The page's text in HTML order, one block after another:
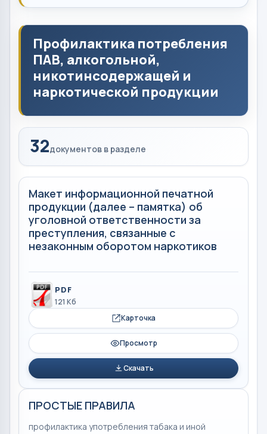
Профилактика потребления
ПАВ, алкогольной,
никотинсодержащей и
наркотической продукции
32документов в разделе
Макет информационной печатной
продукции (далее – памятка) об
уголовной ответственности за
преступления, связанные с
незаконным оборотом наркотиков
PDF
121 Кб
Карточка
Просмотр
Скачать
ПРОСТЫЕ ПРАВИЛА
профилактика употребления табака и иной